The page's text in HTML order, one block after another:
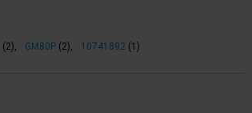
(2), GM80P (2), 10741892 (1)